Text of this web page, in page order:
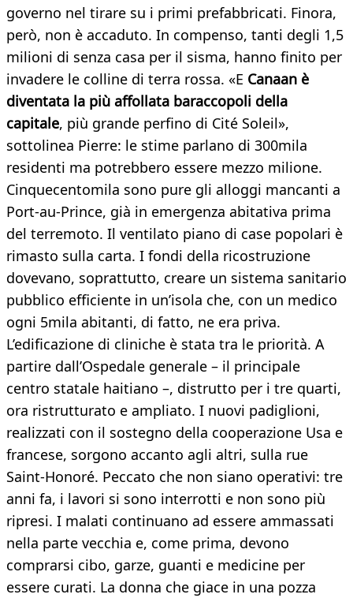
governo nel tirare su i primi prefabbricati. Finora,
però, non è accaduto. In compenso, tanti degli 1,5
milioni di senza casa per il sisma, hanno finito per
invadere le colline di terra rossa. «E Canaan è
diventata la più affollata baraccopoli della
capitale, più grande perfino di Cité Soleil»,
sottolinea Pierre: le stime parlano di 300mila
residenti ma potrebbero essere mezzo milione.
Cinquecentomila sono pure gli alloggi mancanti a
Port-au-Prince, già in emergenza abitativa prima
del terremoto. Il ventilato piano di case popolari è
rimasto sulla carta. I fondi della ricostruzione
dovevano, soprattutto, creare un sistema sanitario
pubblico efficiente in un’isola che, con un medico
ogni 5mila abitanti, di fatto, ne era priva.
L’edificazione di cliniche è stata tra le priorità. A
partire dall’Ospedale generale – il principale
centro statale haitiano –, distrutto per i tre quarti,
ora ristrutturato e ampliato. I nuovi padiglioni,
realizzati con il sostegno della cooperazione Usa e
francese, sorgono accanto agli altri, sulla rue
Saint-Honoré. Peccato che non siano operativi: tre
anni fa, i lavori si sono interrotti e non sono più
ripresi. I malati continuano ad essere ammassati
nella parte vecchia e, come prima, devono
comprarsi cibo, garze, guanti e medicine per
essere curati. La donna che giace in una pozza